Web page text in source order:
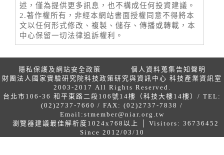
述，僅為提供更多訊息，也不構成任何投資建議。
2.著作權所有，非經本網站書面授權同意不得將本
文以任何形式修改、複製、儲存、傳播或轉載，本
中心保留一切法律追訴權利。
隱私保護及網站安全政策
個人資料蒐集告知聲明
財團法人國家實驗研究院科技政策研究與資訊中心 科技產業資訊室
2003-2017 All Rights Reserved.
台北市106-36 和平東路二段106號14樓（科技大樓14樓）/ TEL:
(02)2737-7660 / FAX: (02)2737-7838 /
Email: stmember@niar.org.tw
瀏覽器建議最佳解析度1024x768以上 │ Visitors: 36736452
Since 2012/03/10